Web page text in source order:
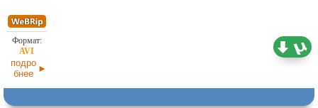
подро
бнее